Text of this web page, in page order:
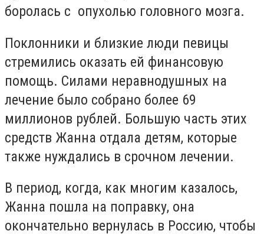
боролась с опухолью головного мозга.
Поклонники и близкие люди певицы
стремились оказать ей финансовую
помощь. Силами неравнодушных на
лечение было собрано более 69
миллионов рублей. Большую часть этих
средств Жанна отдала детям, которые
также нуждались в срочном лечении.
В период, когда, как многим казалось,
Жанна пошла на поправку, она
окончательно вернулась в Россию, чтобы